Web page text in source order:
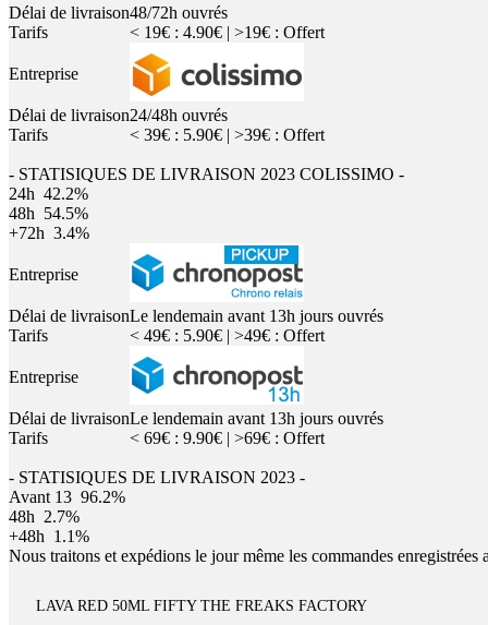
Délai de livraison48/72h ouvrés
Tarifs
< 19€ : 4.90€ | >19€ : Offert
Entreprise
Délai de livraison24/48h ouvrés
Tarifs
< 39€ : 5.90€ | >39€ : Offert
- STATISIQUES DE LIVRAISON 2023 COLISSIMO -
24h 42.2%
48h 54.5%
+72h 3.4%
Entreprise
Délai de livraisonLe lendemain avant 13h jours ouvrés
Tarifs
< 49€ : 5.90€ | >49€ : Offert
Entreprise
Délai de livraisonLe lendemain avant 13h jours ouvrés
Tarifs
< 69€ : 9.90€ | >69€ : Offert
- STATISIQUES DE LIVRAISON 2023 -
Avant 13 96.2%
48h 2.7%
+48h 1.1%
Nous traitons et expédions le jour même les commandes
LAVA RED 50ML FIFTY THE FREAKS FACTORY